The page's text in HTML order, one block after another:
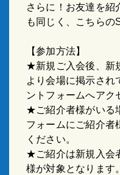
さらに！お友達を紹
も同じく、こちら
【参加方法】
★新規ご入会後、新
より会場に掲示され
ントフォームへアク
★ご紹介者様がいる
フォームにご紹介者
ください。
★ご紹介は新規入会
様が対象となります